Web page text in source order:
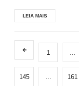
LEIA MAIS
1
145 161